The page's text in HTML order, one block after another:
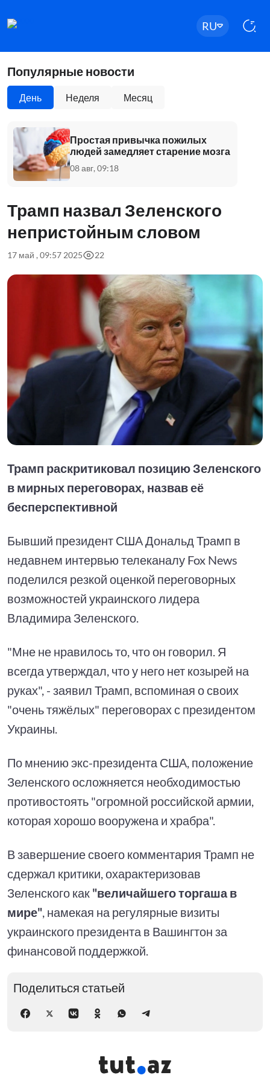
RU
Популярные новости
День Неделя Месяц
Простая привычка пожилых
людей замедляет старение мозга
08 авг, 09:18
Трамп назвал Зеленского
непристойным словом
17 май , 09:57 2025 22
Трамп раскритиковал позицию Зеленского
в мирных переговорах, назвав её
бесперспективной
Бывший президент США Дональд Трамп в
недавнем интервью телеканалу Fox News
поделился резкой оценкой переговорных
возможностей украинского лидера
Владимира Зеленского.
"Мне не нравилось то, что он говорил. Я
всегда утверждал, что у него нет козырей на
руках", - заявил Трамп, вспоминая о своих
"очень тяжёлых" переговорах с президентом
Украины.
По мнению экс-президента США, положение
Зеленского осложняется необходимостью
противостоять "огромной российской армии,
которая хорошо вооружена и храбра".
В завершение своего комментария Трамп не
сдержал критики, охарактеризовав
Зеленского как "величайшего торгаша в
мире" , намекая на регулярные визиты
украинского президента в Вашингтон за
финансовой поддержкой.
Поделиться статьей